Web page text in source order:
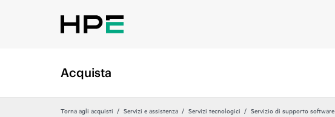
Acquista
Torna agli acquisti Servizi e assistenza Servizi tecnologici Servizio di supporto software